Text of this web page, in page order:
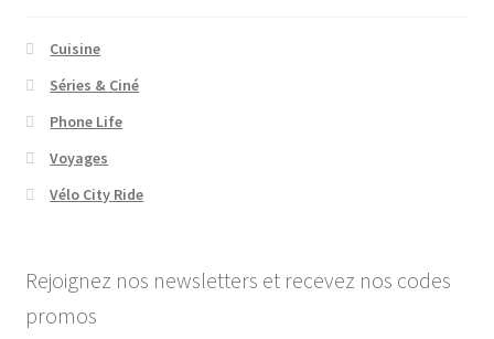
Cuisine
Séries & Ciné
Phone Life
Voyages
Vélo City Ride
Rejoignez nos newsletters et recevez nos codes
promos